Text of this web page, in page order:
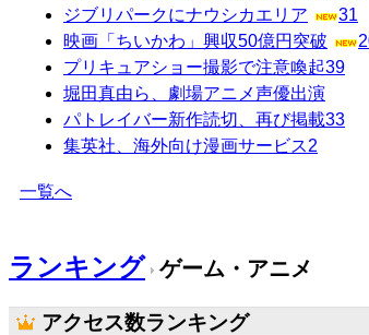
ジブリパークにナウシカエリア
31
映画「ちいかわ」興収50億円突破
プリキュアショー撮影で注意喚起39
堀田真由ら、劇場アニメ声優出演
パトレイバー新作読切、再び掲載33
集英社、海外向け漫画サービス2
一覧へ
ランキング ゲーム・アニメ
アクセス数ランキング